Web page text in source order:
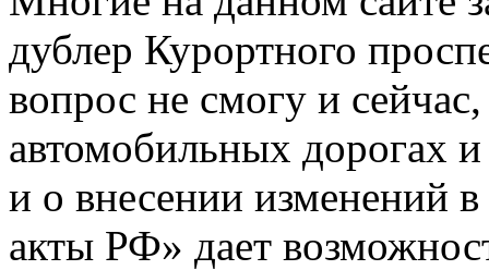
дублер Курортного
вопрос не смогу и
автомобильных дорогах
и о внесении изменений
акты РФ» дает